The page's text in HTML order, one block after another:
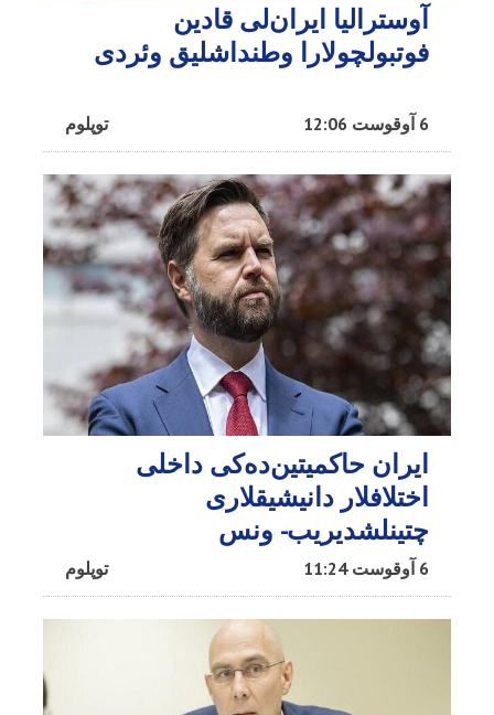
آوسترالیا ایران‌لی قادین
فوتبولچولارا وطنداشلیق وئردی
توپلوم 6 آوقوست 12:06
ایران حاکمیتین‌ده‌کی داخلی
اختلافلار دانیشیقلاری
چتینلشدیریب- ونس
توپلوم 6 آوقوست 11:24